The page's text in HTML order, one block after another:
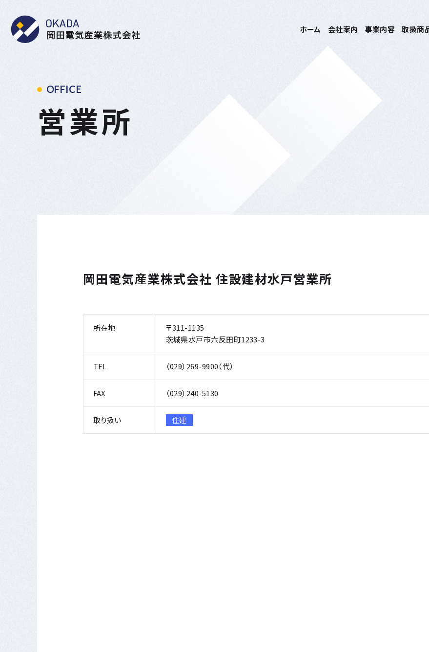
ホーム
会社案内 事業内容 取扱商
OFFICE
営業所
岡田電気産業株式会社 住設建材水戸営業所
所在地
〒311-1135
茨城県水戸市六反田町1233-3
TEL （029）269-9900（代）
FAX （029）240-5130
取り扱い 住建